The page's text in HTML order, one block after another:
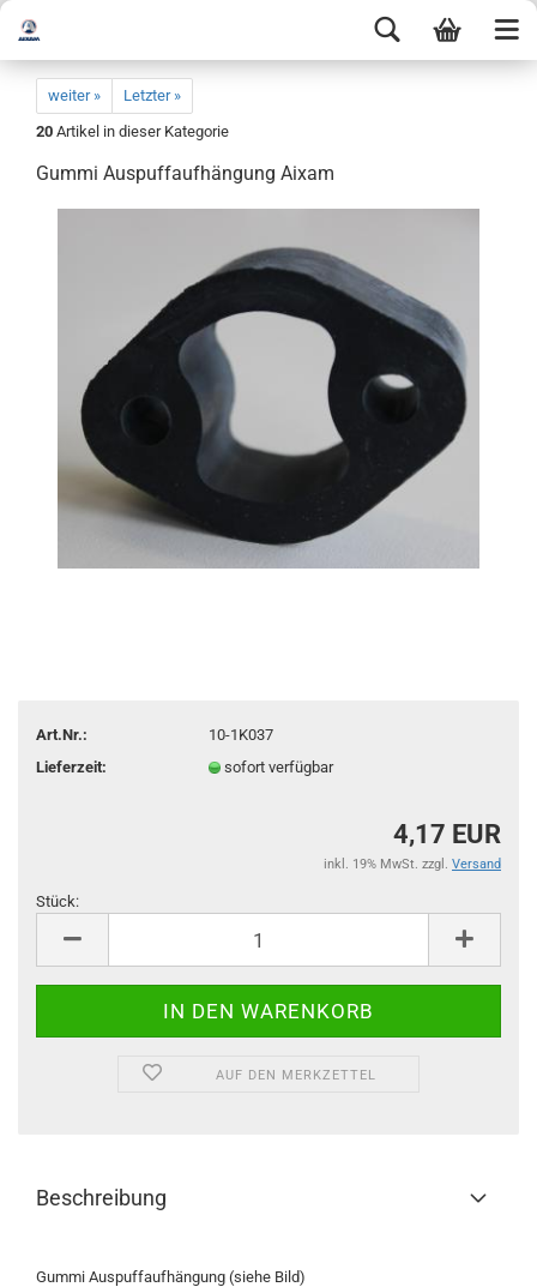
weiter »
Letzter »
20 Artikel in dieser Kategorie
Gummi Auspuffaufhängung Aixam
Art.Nr.:
10-1K037
Lieferzeit:
sofort verfügbar
4,17 EUR
inkl. 19% MwSt. zzgl. Versand
Stück:
AUF DEN MERKZETTEL
Beschreibung
Gummi Auspuffaufhängung (siehe Bild)